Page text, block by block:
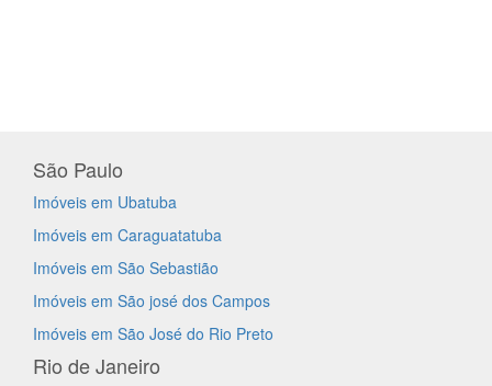
São Paulo
Imóveis em Ubatuba
Imóveis em Caraguatatuba
Imóveis em São Sebastião
Imóveis em São josé dos Campos
Imóveis em São José do Rio Preto
Rio de Janeiro